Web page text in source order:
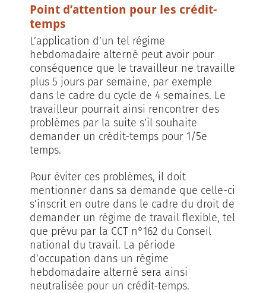
Point d’attention pour les crédit-
temps
L’application d’un tel régime
hebdomadaire alterné peut avoir pour
conséquence que le travailleur ne travaille
plus 5 jours par semaine, par exemple
dans le cadre du cycle de 4 semaines. Le
travailleur pourrait ainsi rencontrer des
problèmes par la suite s’il souhaite
demander un crédit-temps pour 1/5e
temps.
Pour éviter ces problèmes, il doit
mentionner dans sa demande que celle-ci
s’inscrit en outre dans le cadre du droit de
demander un régime de travail flexible, tel
que prévu par la CCT n°162 du Conseil
national du travail. La période
d’occupation dans un régime
hebdomadaire alterné sera ainsi
neutralisée pour un crédit-temps.